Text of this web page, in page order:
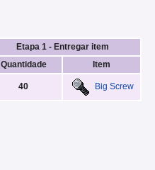
Etapa 1 - Entregar item
Quantidade
Item
40 Big Screw